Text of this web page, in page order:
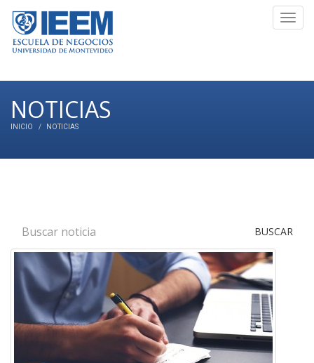
NOTICIAS
INICIO NOTICIAS
BUSCAR